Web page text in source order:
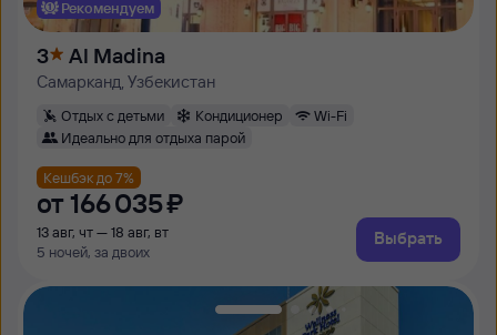
Рекомендуем
3 Al Madina
Самарканд, Узбекистан
Отдых с детьми Кондиционер
Wi-Fi
Идеально для отдыха парой
Кешбэк до 7%
от 166 ⁠035 ⁠₽
13 авг, чт — 18 авг, вт
5 ночей, за двоих
Выбрать